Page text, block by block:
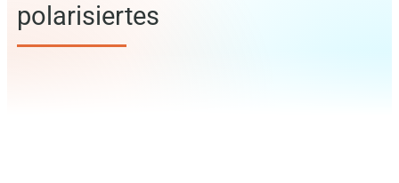
polarisiertes